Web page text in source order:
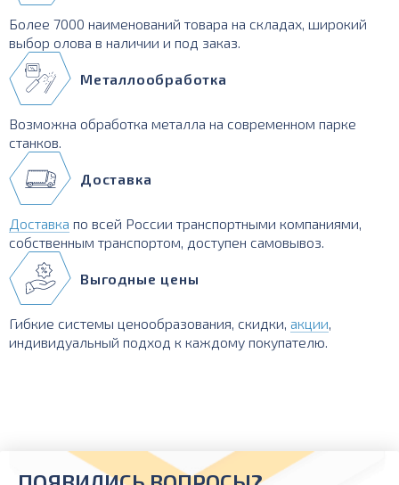
Более 7000 наименований товара на складах, широкий
выбор олова в наличии и под заказ.
Металлообработка
Возможна обработка металла на современном парке
станков.
Доставка
Доставка по всей России транспортными компаниями,
собственным транспортом, доступен самовывоз.
Выгодные цены
Гибкие системы ценообразования, скидки, акции,
индивидуальный подход к каждому покупателю.